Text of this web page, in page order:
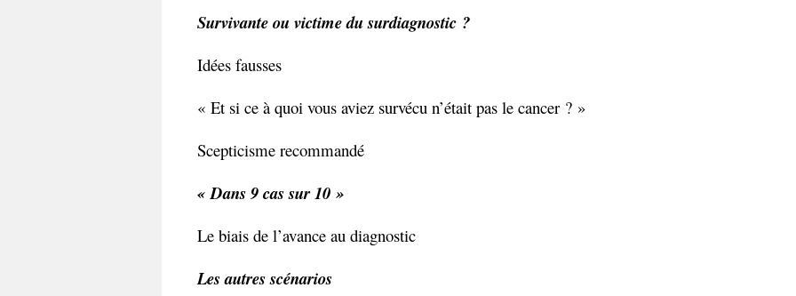
Survivante ou victime du surdiagnostic ?
Idées fausses
« Et si ce à quoi vous aviez survécu n’était pas le cancer ? »
Scepticisme recommandé
« Dans 9 cas sur 10 »
Le biais de l’avance au diagnostic
Les autres scénarios